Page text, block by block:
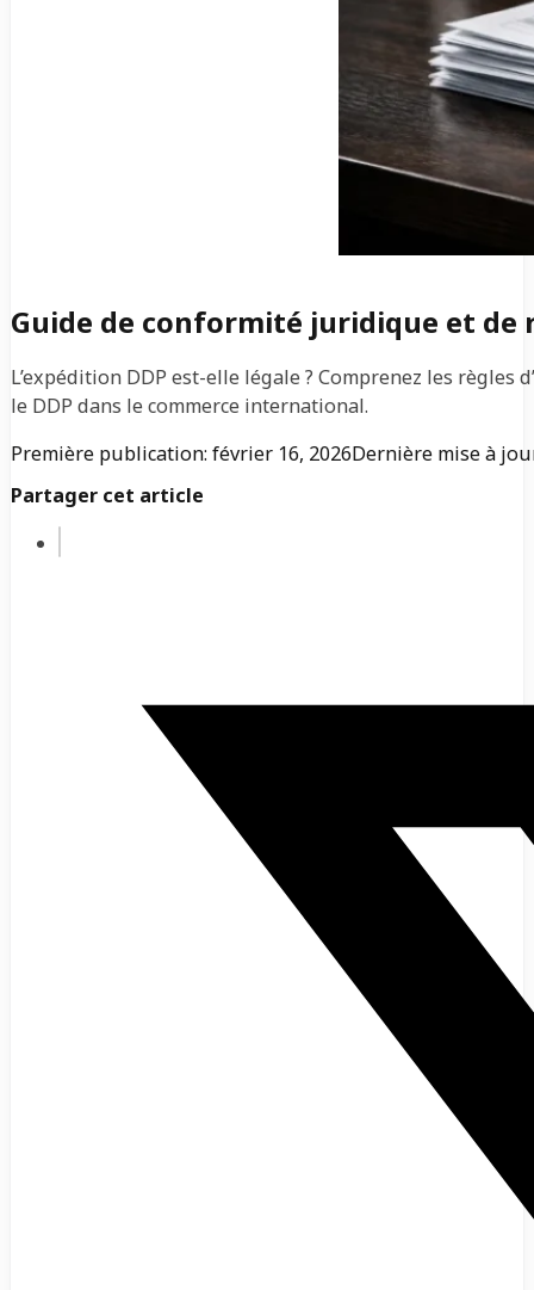
Guide de conformité juridique et de
L’expédition DDP est-elle légale ? Comprenez les
le DDP dans le commerce international.
Première publication: février 16, 2026Dernière mise à
Partager cet article